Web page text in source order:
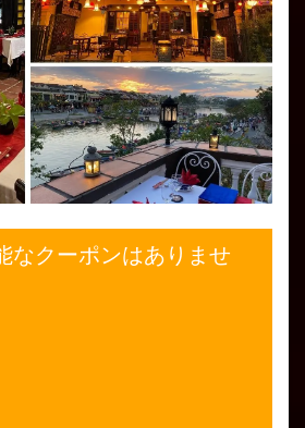
なクーポンはありませ